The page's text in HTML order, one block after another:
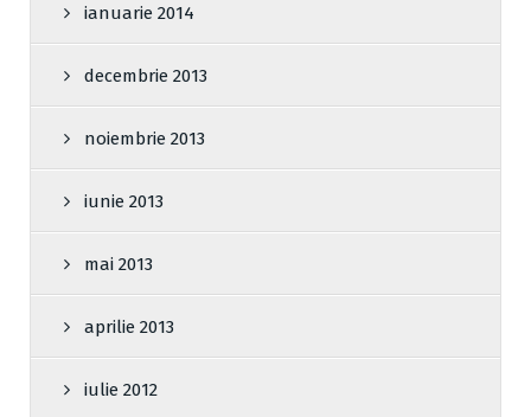
ianuarie 2014
decembrie 2013
noiembrie 2013
iunie 2013
mai 2013
aprilie 2013
iulie 2012